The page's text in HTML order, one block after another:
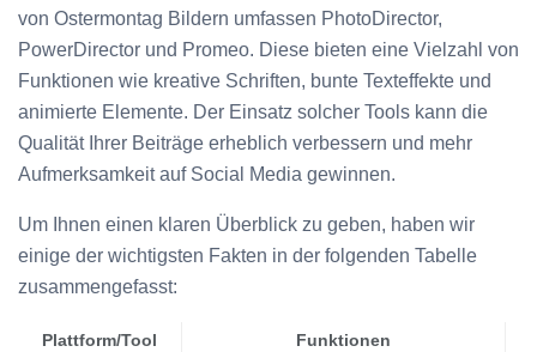
von Ostermontag Bildern umfassen PhotoDirector,
PowerDirector und Promeo. Diese bieten eine Vielzahl von
Funktionen wie kreative Schriften, bunte Texteffekte und
animierte Elemente. Der Einsatz solcher Tools kann die
Qualität Ihrer Beiträge erheblich verbessern und mehr
Aufmerksamkeit auf Social Media gewinnen.
Um Ihnen einen klaren Überblick zu geben, haben wir
einige der wichtigsten Fakten in der folgenden Tabelle
zusammengefasst:
Plattform/Tool Funktionen